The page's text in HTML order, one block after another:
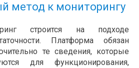
метод к мониторингу
строится на подходе
Платформа обязан
те сведения, которые
для функционирования,